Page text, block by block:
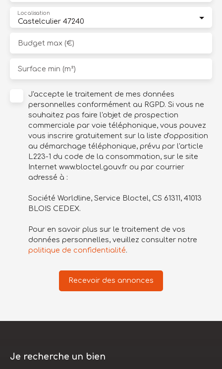
Castelculier 47240
Localisation
Budget max (€)
Surface min (m²)
J'accepte le traitement de mes données
personnelles conformément au RGPD. Si vous ne
souhaitez pas faire l'objet de prospection
commerciale par voie téléphonique, vous pouvez
vous inscrire gratuitement sur la liste d'opposition
au démarchage téléphonique, prévu par l'article
L223-1 du code de la consommation, sur le site
Internet www.bloctel.gouv.fr ou par courrier
adressé à :
Société Worldline, Service Bloctel, CS 61311, 41013
BLOIS CEDEX.
Pour en savoir plus sur le traitement de vos
données personnelles, veuillez consulter notre
politique de confidentialité.
Recevoir des annonces
Je recherche un bien